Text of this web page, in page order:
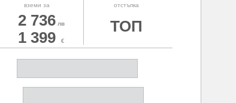
вземи за
2 736 лв
1 399 €
отстъпка
ТОП